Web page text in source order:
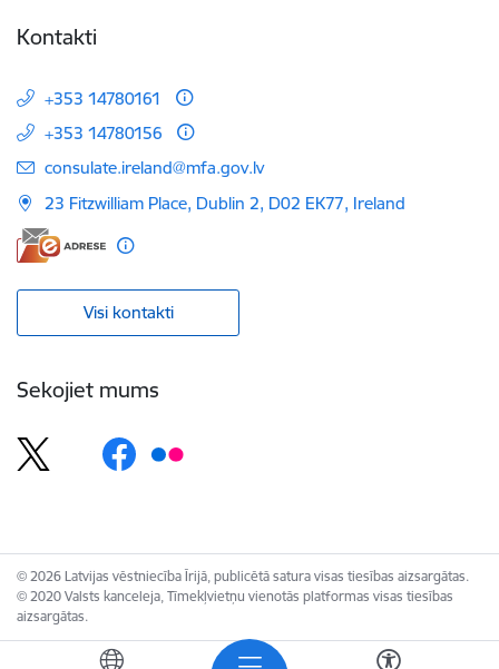
Kontakti
+353 14780161
+353 14780156
E-pasts:
consulate.ireland@mfa.gov.lv
23 Fitzwilliam Place, Dublin 2, D02 EK77, Ireland
Visi kontakti
Sekojiet mums
© 2026 Latvijas vēstniecība Īrijā, publicētā satura visas tiesības aizsargātas.
© 2020 Valsts kanceleja, Tīmekļvietņu vienotās platformas visas tiesības
aizsargātas.